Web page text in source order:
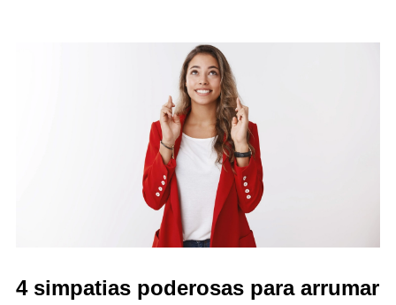
4 simpatias poderosas para arrumar